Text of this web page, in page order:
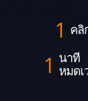
1 คลิ
1 นาที
หมดเ